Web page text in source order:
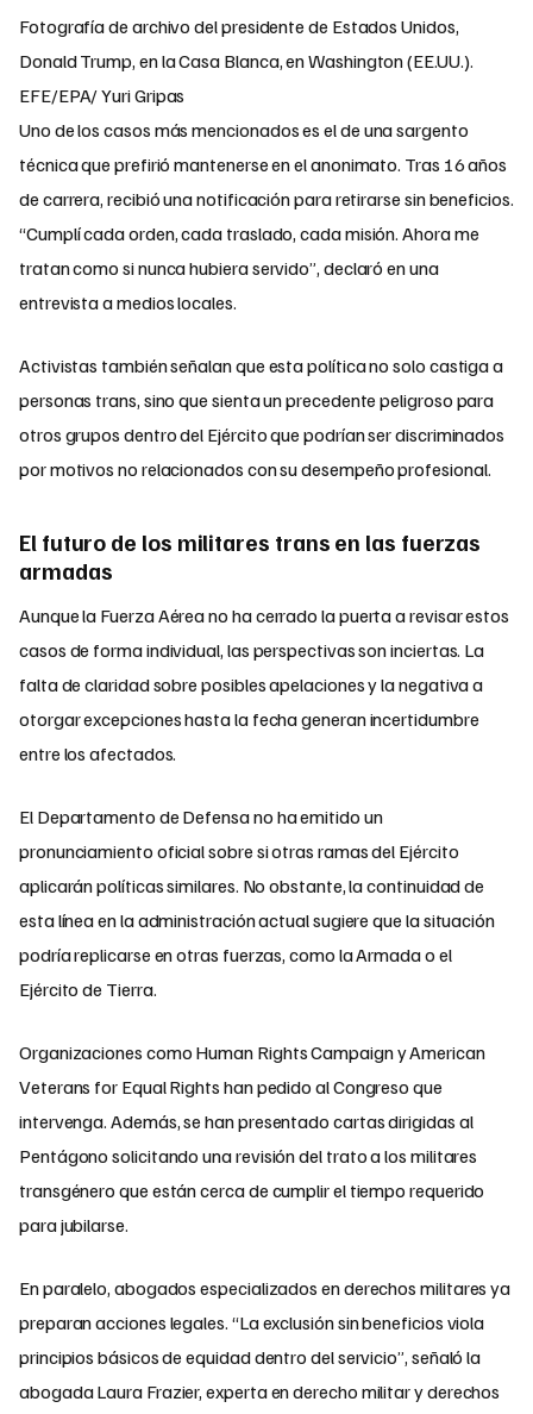
Fotografía de archivo del presidente de Estados Unidos,
Donald Trump, en la Casa Blanca, en Washington (EE.UU.).
EFE/EPA/ Yuri Gripas
Uno de los casos más mencionados es el de una sargento
técnica que prefirió mantenerse en el anonimato. Tras 16 años
de carrera, recibió una notificación para retirarse sin beneficios.
“Cumplí cada orden, cada traslado, cada misión. Ahora me
tratan como si nunca hubiera servido”, declaró en una
entrevista a medios locales.
Activistas también señalan que esta política no solo castiga a
personas trans, sino que sienta un precedente peligroso para
otros grupos dentro del Ejército que podrían ser discriminados
por motivos no relacionados con su desempeño profesional.
El futuro de los militares trans en las fuerzas
armadas
Aunque la Fuerza Aérea no ha cerrado la puerta a revisar estos
casos de forma individual, las perspectivas son inciertas. La
falta de claridad sobre posibles apelaciones y la negativa a
otorgar excepciones hasta la fecha generan incertidumbre
entre los afectados.
El Departamento de Defensa no ha emitido un
pronunciamiento oficial sobre si otras ramas del Ejército
aplicarán políticas similares. No obstante, la continuidad de
esta línea en la administración actual sugiere que la situación
podría replicarse en otras fuerzas, como la Armada o el
Ejército de Tierra.
Organizaciones como Human Rights Campaign y American
Veterans for Equal Rights han pedido al Congreso que
intervenga. Además, se han presentado cartas dirigidas al
Pentágono solicitando una revisión del trato a los militares
transgénero que están cerca de cumplir el tiempo requerido
para jubilarse.
En paralelo, abogados especializados en derechos militares ya
preparan acciones legales. “La exclusión sin beneficios viola
principios básicos de equidad dentro del servicio”, señaló la
abogada Laura Frazier, experta en derecho militar y derechos